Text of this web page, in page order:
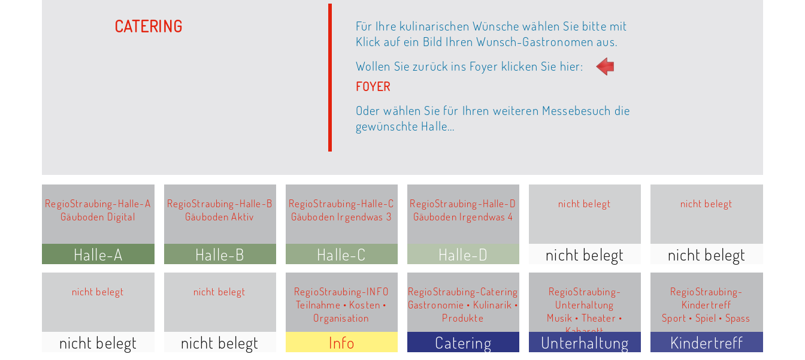
CATERING
Für Ihre kulinarischen Wünsche wählen Sie bitte mit
Klick auf ein Bild Ihren Wunsch-Gastronomen aus.
Wollen Sie zurück ins Foyer klicken Sie hier:
FOYER
Oder wählen Sie für Ihren weiteren Messebesuch die
gewünschte Halle...
RegioStraubing-Halle-A
Gäuboden Digital
Halle-A
RegioStraubing-Halle-B
Gäuboden Aktiv
Halle-B
RegioStraubing-Halle-C
Gäuboden Irgendwas 3
Halle-C
RegioStraubing-Halle-D
Gäuboden Irgendwas 4
Halle-D
nicht belegt
nicht belegt
nicht belegt
nicht belegt
nicht belegt
nicht belegt
nicht belegt
nicht belegt
RegioStraubing-INFO
Teilnahme • Kosten •
Organisation
Info
RegioStraubing-Catering
Gastronomie • Kulinarik •
Produkte
Catering
RegioStraubing-
Unterhaltung
Musik • Theater •
Kabarett
Unterhaltung
RegioStraubing-
Kindertreff
Sport • Spiel • Spass
Kindertreff